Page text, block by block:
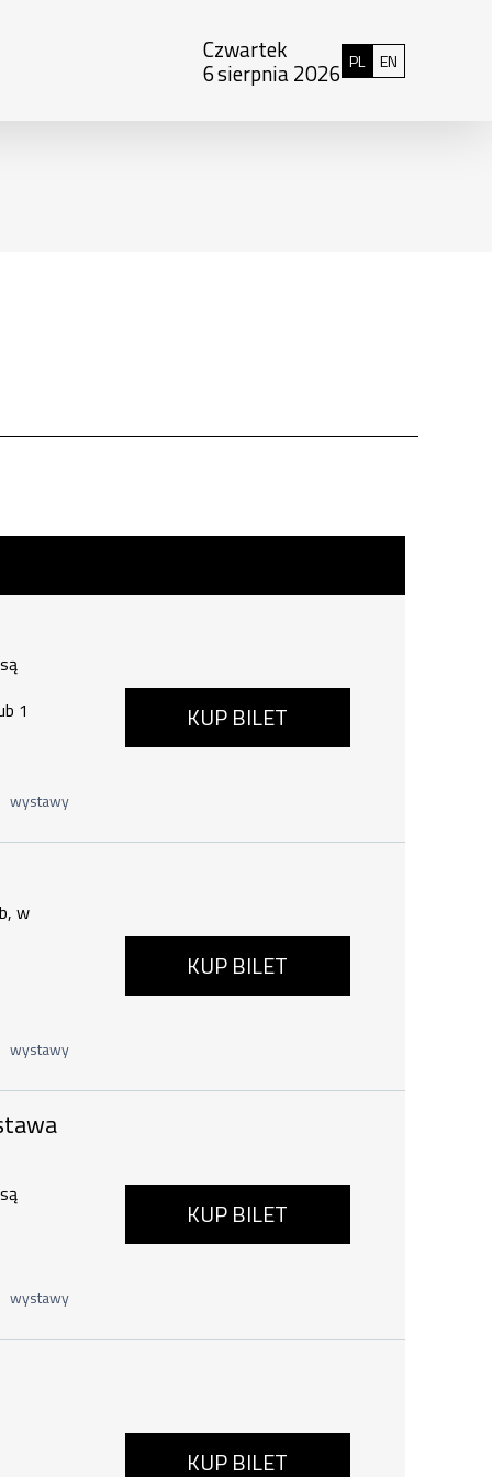
Czwartek
6sierpnia 2026 PL Polski
ENEnglish
19:00
1
wystawy
KUP BILET
2026, godzina 19:00
w
wystawy
KUP BILET
dla dużych i małych , 6
wystawy
KUP BILET
KUP BILET